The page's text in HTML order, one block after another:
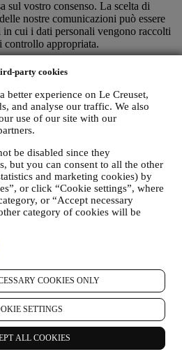
party cookies
better experience on Le Creuset,
and analyse our traffic. We also
use of our site with our
be disabled since they
but you can consent to all the other
and marketing cookies) by
or click “Cookie settings”, where
or “Accept necessary
category of cookies will be
COOKIES ONLY
SETTINGS
ALL COOKIES
sul vostro consenso. La scelta di
nostre comunicazioni può essere
in cui i dati personali vengono raccolti
controllo appropriata.
la ricezione delle nostre
dei nostri aggiornamenti in qualsiasi
le modalità presenti nelle
cliccando sul pulsante
in fondo a qualsiasi newsletter.
delle nostre attività di
la vostra richiesta di
il prima possibile, ma in alcune
a ricevere qualche messaggio prima
venga interamente elaborata.
i vostri dati di contatto e altri dati
i loro scopi di marketing.
MIRATA/PERSONALIZZARE LE
L’ESPERIENZA DEL
i vostri dati per adattare i nostri servizi
e preferenze allo scopo di
Le Creuset personalizzata.